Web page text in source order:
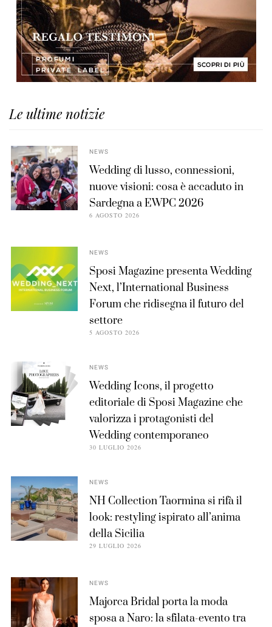
Le ultime notizie
NEWS
Wedding di lusso, connessioni,
nuove visioni: cosa è accaduto in
Sardegna a EWPC 2026
6 AGOSTO 2026
NEWS
Sposi Magazine presenta Wedding
Next, l’International Business
Forum che ridisegna il futuro del
settore
5 AGOSTO 2026
NEWS
Wedding Icons, il progetto
editoriale di Sposi Magazine che
valorizza i protagonisti del
Wedding contemporaneo
30 LUGLIO 2026
NEWS
NH Collection Taormina si rifà il
look: restyling ispirato all’anima
della Sicilia
29 LUGLIO 2026
NEWS
Majorca Bridal porta la moda
sposa a Naro: la sfilata-evento tra